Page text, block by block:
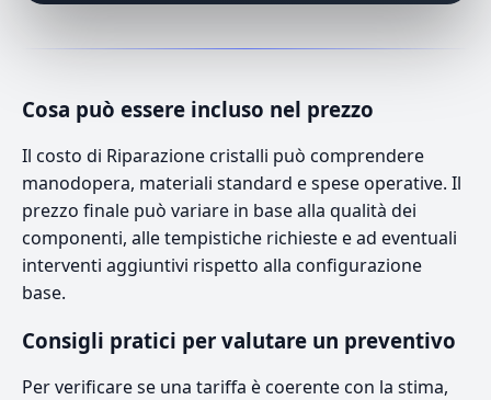
Cosa può essere incluso nel prezzo
Il costo di Riparazione cristalli può comprendere
manodopera, materiali standard e spese operative. Il
prezzo finale può variare in base alla qualità dei
componenti, alle tempistiche richieste e ad eventuali
interventi aggiuntivi rispetto alla configurazione
base.
Consigli pratici per valutare un preventivo
Per verificare se una tariffa è coerente con la stima,